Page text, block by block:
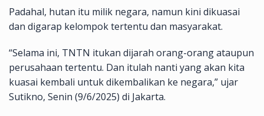
Padahal, hutan itu milik negara, namun kini dikuasai
dan digarap kelompok tertentu dan masyarakat.
“Selama ini, TNTN itukan dijarah orang-orang ataupun
perusahaan tertentu. Dan itulah nanti yang akan kita
kuasai kembali untuk dikembalikan ke negara,” ujar
Sutikno, Senin (9/6/2025) di Jakarta.